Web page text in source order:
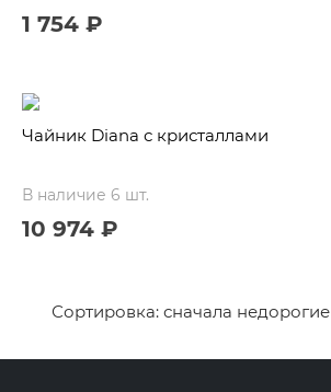
1 754 ₽
Чайник Diana с кристаллами
В наличие 6 шт.
10 974 ₽
Сортировка: сначала недорогие